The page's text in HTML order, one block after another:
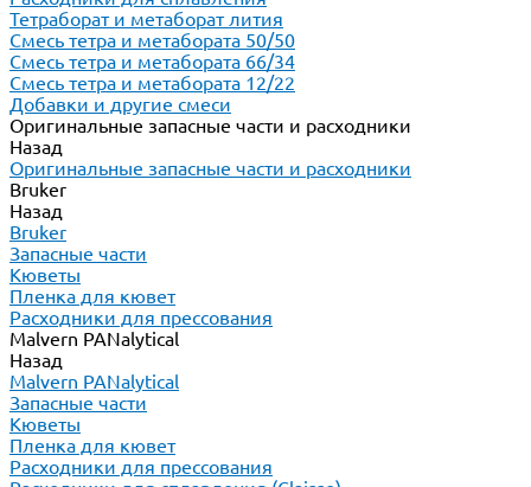
Тетраборат и метаборат лития
Смесь тетра и метабората 50/50
Смесь тетра и метабората 66/34
Смесь тетра и метабората 12/22
Добавки и другие смеси
Оригинальные запасные части и расходники
Назад
Оригинальные запасные части и расходники
Bruker
Назад
Bruker
Запасные части
Кюветы
Пленка для кювет
Расходники для прессования
Malvern PANalytical
Назад
Malvern PANalytical
Запасные части
Кюветы
Пленка для кювет
Расходники для прессования